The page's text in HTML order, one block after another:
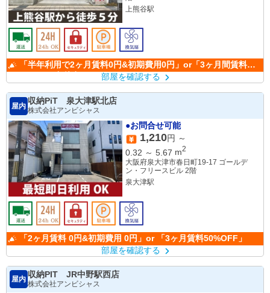
上熊谷駅
部屋を確認する
屋内
収納PiT 泉大津駅北店
株式会社アンビシャス
●お問合せ可能
1,210円 ～
0.32 ～ 5.67 m2
大阪府泉大津市春日町19-17 ゴールデ
ン・フリースビル 2階
泉大津駅
「2ヶ月賃料 0円&初期費用 0円」or 「3ヶ月賃料50%OFF」
部屋を確認する
屋内
収納PIT JR中野駅西店
株式会社アンビシャス